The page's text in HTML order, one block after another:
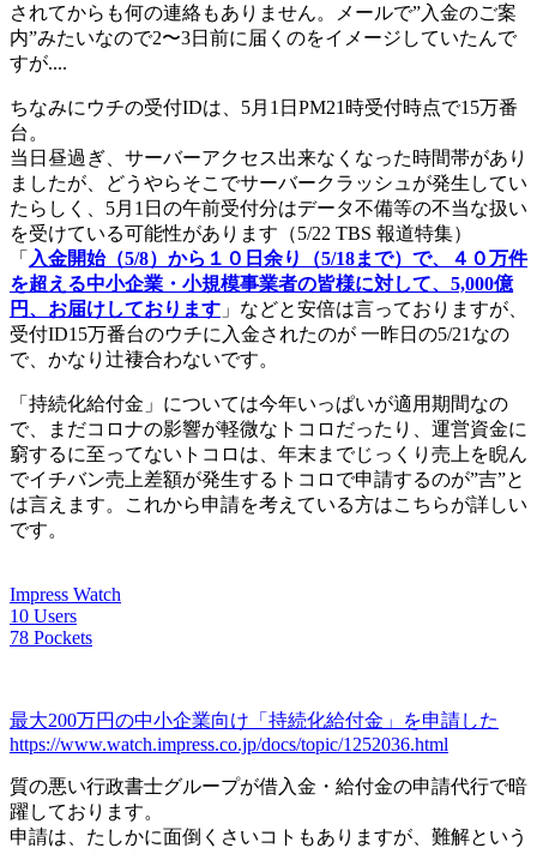
されてからも何の連絡もありません。メールで”入金のご案
内”みたいなので2〜3日前に届くのをイメージしていたんで
すが....
ちなみにウチの受付IDは、5月1日PM21時受付時点で15万番
台。
当日昼過ぎ、サーバーアクセス出来なくなった時間帯があり
ましたが、どうやらそこでサーバークラッシュが発生してい
たらしく、5月1日の午前受付分はデータ不備等の不当な扱い
を受けている可能性があります（5/22 TBS 報道特集）
「 入金開始（5/8）から１０日余り（5/18まで）で、４０万件
を超える中小企業・小規模事業者の皆様に対して、5,000億
円、お届けしております 」などと安倍は言っておりますが、
受付ID15万番台のウチに入金されたのが 一昨日の5/21なの
で、かなり辻褄合わないです。
「持続化給付金」については今年いっぱいが適用期間なの
で、まだコロナの影響が軽微なトコロだったり、運営資金に
窮するに至ってないトコロは、年末までじっくり売上を睨ん
でイチバン売上差額が発生するトコロで申請するのが”吉”と
は言えます。これから申請を考えている方はこちらが詳しい
です。
Impress Watch
10 Users
78 Pockets
最大200万円の中小企業向け「持続化給付金」を申請した
https://www.watch.impress.co.jp/docs/topic/1252036.html
質の悪い行政書士グループが借入金・給付金の申請代行で暗
躍しております。
申請は、たしかに面倒くさいコトもありますが、難解という